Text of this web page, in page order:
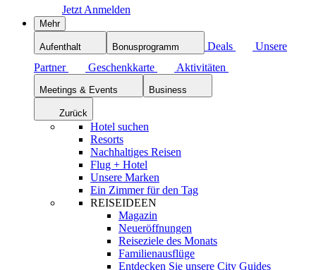
Jetzt Anmelden
Mehr
Aufenthalt Bonusprogramm Deals
Unsere
Partner
Geschenkkarte Aktivitäten
Meetings & Events Business
Zurück
Hotel suchen
Resorts
Nachhaltiges Reisen
Flug + Hotel
Unsere Marken
Ein Zimmer für den Tag
REISEIDEEN
Magazin
Neueröffnungen
Reiseziele des Monats
Familienausflüge
Entdecken Sie unsere City Guides